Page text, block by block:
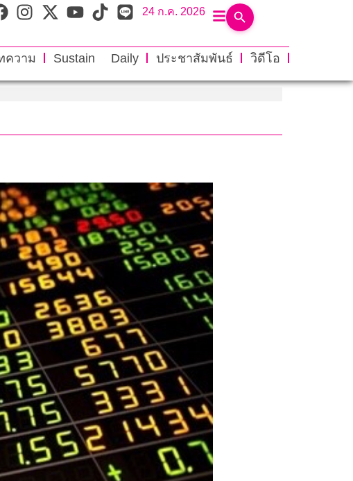
24 ก.ค. 2026
ความ Sustain Daily ประชาสัมพันธ์
วิดีโอ